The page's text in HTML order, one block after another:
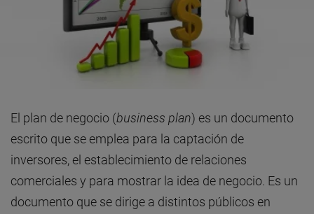
El plan de negocio (business plan) es un documento
escrito que se emplea para la captación de
inversores, el establecimiento de relaciones
comerciales y para mostrar la idea de negocio. Es un
documento que se dirige a distintos públicos en